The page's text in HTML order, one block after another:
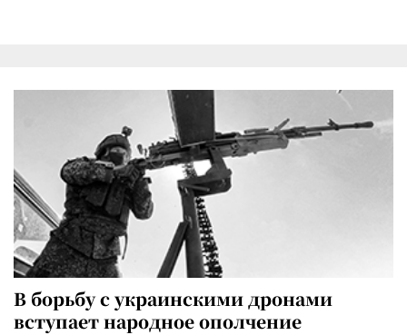
В борьбу с украинскими дронами
вступает народное ополчение